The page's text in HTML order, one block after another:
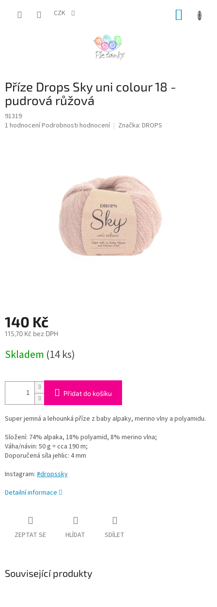
CZK
Příze Drops Sky uni colour 18 -
pudrová růžová
91319
Průměrné
1 hodnoceníPodrobnosti hodnocení Značka: DROPS
140 Kč
115,70 Kč bez DPH
cena:
Skladem (14 ks)
Přidat do košíku
Super jemná a lehounká příze z baby alpaky, merino vlny a polyamidu.
Složení: 74% alpaka, 18% polyamid, 8% merino vlna;
Váha/návin: 50 g = cca 190 m;
Doporučená síla jehlic: 4 mm
Instagram: #dropssky
Detailní informace
ZEPTAT SE HLÍDAT SDÍLET
Související produkty